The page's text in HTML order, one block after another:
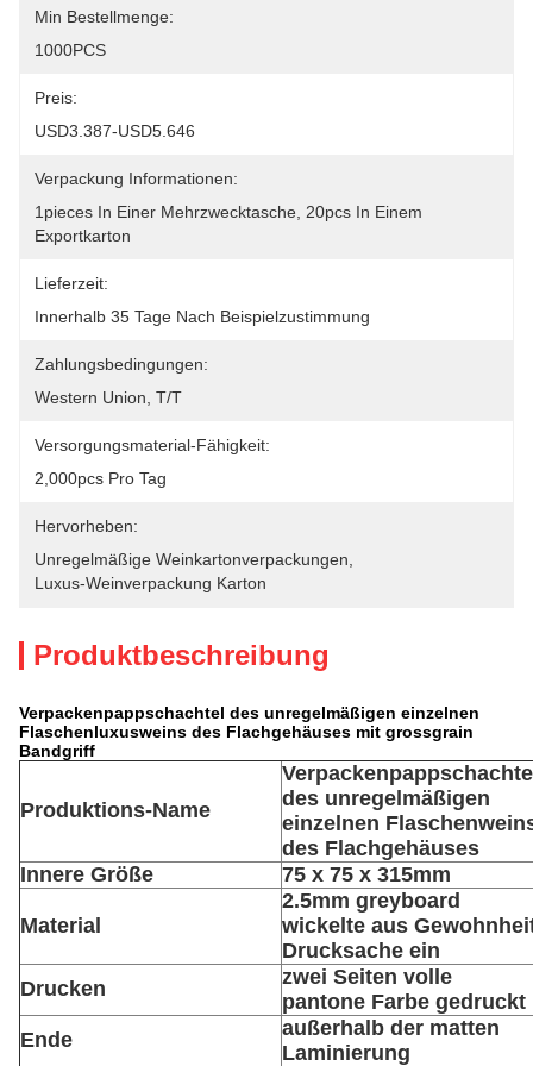
Min Bestellmenge:
1000PCS
Preis:
USD3.387-USD5.646
Verpackung Informationen:
1pieces In Einer Mehrzwecktasche, 20pcs In Einem
Exportkarton
Lieferzeit:
Innerhalb 35 Tage Nach Beispielzustimmung
Zahlungsbedingungen:
Western Union, T/T
Versorgungsmaterial-Fähigkeit:
2,000pcs Pro Tag
Hervorheben:
Unregelmäßige Weinkartonverpackungen
Luxus-Weinverpackung Karton
Produktbeschreibung
Verpackenpappschachtel des unregelmäßigen einzelnen
Flaschenluxusweins des Flachgehäuses mit grossgrain
Bandgriff
Produktions-Name
des unregelmäßigen
einzelnen
des Flachgehäuses
Innere Größe
75 x 75 x 315mm
Material
2.5mm greyboard
wickelte aus
Drucksache ein
Drucken
zwei Seiten volle
pantone Farbe gedruckt
Ende
außerhalb der matten
Laminierung